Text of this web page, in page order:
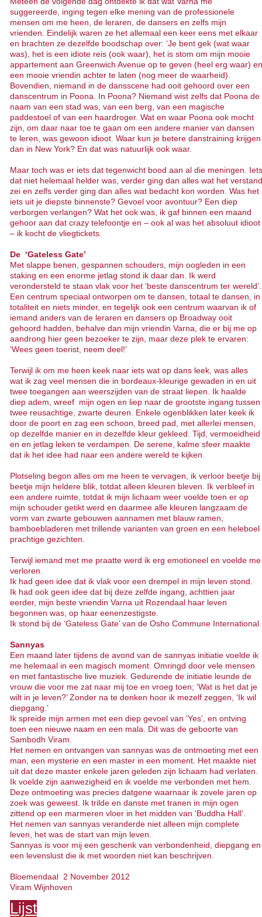
suggereerde, inging tegen elke mening van de professionele
mensen om me heen, de leraren, de dansers en zelfs mijn
vrienden. Eindelijk waren ze het allemaal een keer eens met elkaar
en brachten ze dezelfde boodschap over: ‘Je bent gek (wat waar
was), het is een idiote reis (ook waar), het is stom om mijn mooie
appartement aan Greenwich Avenue op te geven (heel erg waar) en
een mooie vriendin achter te laten (nog meer de waarheid).
Bovendien, niemand in de dansscene had ooit gehoord over een
danscentrum in Poona. In Poona? Niemand wist zelfs dat Poona de
naam van een stad was, van een berg, van een magische
paddestoel of van een haardroger. Wat en waar Poona ook mocht
zijn, om daar naar toe te gaan om een andere manier van dansen
te leren, was gewoon idioot. Waar kun je betere danstraining krijgen
dan in New York? En dat was natuurlijk ook waar.
Maar toch was er iets dat tegenwicht bood aan al die meningen. Iets
dat niet helemaal helder was, verder ging dan alles wat het verstand
zei en zelfs verder ging dan alles wat bedacht kon worden. Was het
iets uit je diepste binnenste? Gevoel voor avontuur? Een diep
verborgen verlangen? Wat het ook was, ik gaf binnen een maand
gehoor aan dat crazy telefoontje en – ook al was het absoluut idioot
– ik kocht de vliegtickets.
De ‘Gateless Gate’
Met slappe benen, gespannen schouders, mijn oogleden in een
staking en een enorme jetlag stond ik daar dan. Ik werd
verondersteld te staan vlak voor het ‘beste danscentrum ter wereld’.
Een centrum speciaal ontworpen om te dansen, totaal te dansen, in
totaliteit en niets minder, en tegelijk ook een centrum waarvan ik of
iemand anders van de leraren en dansers op Broadway ooit
gehoord hadden, behalve dan mijn vriendin Varna, die er bij me op
aandrong hier geen bezoeker te zijn, maar deze plek te ervaren:
‘Wees geen toerist, neem deel!’
Terwijl ik om me heen keek naar iets wat op dans leek, was alles
wat ik zag veel mensen die in bordeaux-kleurige gewaden in en uit
twee toegangen aan weerszijden van de straat liepen. Ik haalde
diep adem, wreef mijn ogen en liep naar de grootste ingang tussen
twee reusachtige, zwarte deuren. Enkele ogenblikken later keek ik
door de poort en zag een schoon, breed pad, met allerlei mensen,
op dezelfde manier en in dezelfde kleur gekleed. Tijd, vermoeidheid
en en jetlag leken te verdampen. De serene, kalme sfeer maakte
dat ik het idee had naar een andere wereld te kijken.
Plotseling begon alles om me heen te vervagen, ik verloor beetje bij
beetje mijn heldere blik, totdat alleen kleuren bleven. Ik verbleef in
een andere ruimte, totdat ik mijn lichaam weer voelde toen er op
mijn schouder getikt werd en daarmee alle kleuren langzaam de
vorm van zwarte gebouwen aannamen met blauw ramen,
bamboebladeren met trillende varianten van groen en een heleboel
prachtige gezichten.
Terwijl iemand met me praatte werd ik erg emotioneel en voelde me
verloren.
Ik had geen idee dat ik vlak voor een drempel in mijn leven stond.
Ik had ook geen idee dat bij deze zelfde ingang, achttien jaar
eerder, mijn beste vriendin Varna uit Rozendaal haar leven
begonnen was, op haar eenenzestigste.
Ik stond bij de ‘Gateless Gate’ van de Osho Commune International.
Sannyas
Een maand later tijdens de avond van de sannyas initiatie voelde ik
me helemaal in een magisch moment. Omringd door vele mensen
en met fantastische live muziek. Gedurende de initiatie leunde de
vrouw die voor me zat naar mij toe en vroeg toen; ‘Wat is het dat je
wilt in je leven?’ Zonder na te denken hoor ik mezelf zeggen, ‘Ik wil
diepgang.’
Ik spreide mijn armen met een diep gevoel van ‘Yes’, en ontving
toen een nieuwe naam en een mala. Dit was de geboorte van
Sambodh Viram.
Het nemen en ontvangen van sannyas was de ontmoeting met een
man, een mysterie en een master in een moment. Het maakte niet
uit dat deze master enkele jaren geleden zijn lichaam had verlaten.
Ik voelde zijn aanwezigheid en ik voelde me verbonden met hem.
Deze ontmoeting was precies datgene waarnaar ik zovele jaren op
zoek was geweest. Ik trilde en danste met tranen in mijn ogen
zittend op een marmeren vloer in het midden van ‘Buddha Hall’.
Het nemen van sannyas veranderde niet alleen mijn complete
leven, het was de start van mijn leven.
Sannyas is voor mij een geschenk van verbondenheid, diepgang en
een levenslust die ik met woorden niet kan beschrijven.
Bloemendaal 2 November 2012
Viram Wijnhoven
Lijst